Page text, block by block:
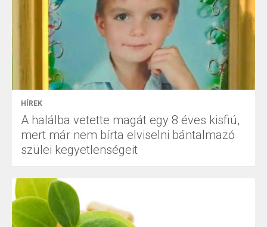
HÍREK
A halálba vetette magát egy 8 éves kisfiú,
mert már nem bírta elviselni bántalmazó
szülei kegyetlenségeit